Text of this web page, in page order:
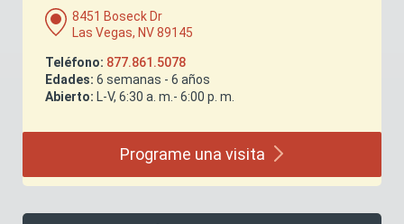
8451 Boseck Dr
Las Vegas, NV 89145
Teléfono: 877.861.5078
Edades: 6 semanas - 6 años
Abierto: L-V, 6:30 a. m.- 6:00 p. m.
Programe una visita